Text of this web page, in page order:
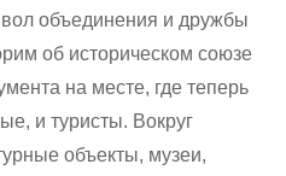
объединения и дружбы
об историческом союзе
на месте, где теперь
и туристы. Вокруг
объекты, музеи,